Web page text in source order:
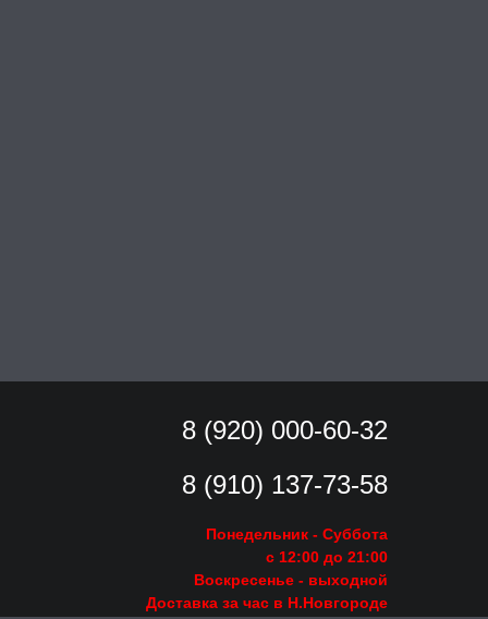
8 (920) 000-60-32
8 (910) 137-73-58
Понедельник - Суббота
с 12:00 до 21:00
Воскресенье - выходной
Доставка за час в Н.Новгороде